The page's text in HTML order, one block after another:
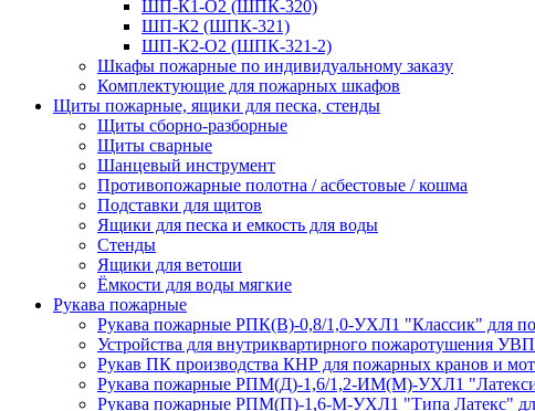
ШП-К1-О2 (ШПК-320)
ШП-К2 (ШПК-321)
ШП-К2-О2 (ШПК-321-2)
Шкафы пожарные по индивидуальному заказу
Комплектующие для пожарных шкафов
Щиты пожарные, ящики для песка, стенды
Щиты сборно-разборные
Щиты сварные
Шанцевый инструмент
Противопожарные полотна / асбестовые / кошма
Подставки для щитов
Ящики для песка и емкость для воды
Стенды
Ящики для ветоши
Ёмкости для воды мягкие
Рукава пожарные
Рукава пожарные РПК(В)-0,8/1,0-УХЛ1 "Классик" для
Устройства для внутриквартирного пожаротушения УВП
Рукав ПК производства КНР для пожарных кранов и
Рукава пожарные РПМ(Д)-1,6/1,2-ИМ(M)-УХЛ1
Рукава пожарные РПМ(П)-1,6-М-УХЛ1 "Типа Латекс"